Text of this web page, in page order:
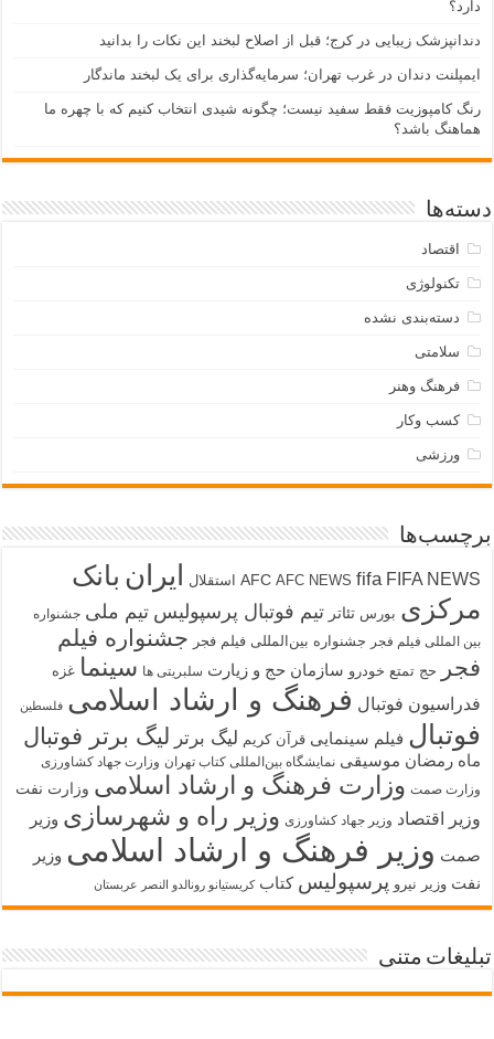
دارد؟
دندانپزشک زیبایی در کرج؛ قبل از اصلاح لبخند این نکات را بدانید
ایمپلنت دندان در غرب تهران؛ سرمایه‌گذاری برای یک لبخند ماندگار
رنگ کامپوزیت فقط سفید نیست؛ چگونه شیدی انتخاب کنیم که با چهره ما
هماهنگ باشد؟
دسته‌ها
اقتصاد
تکنولوژی
دسته‌بندی نشده
سلامتی
فرهنگ وهنر
کسب وکار
ورزشی
برچسب‌ها
AFC AFC NEWS fifa FIFA NEWS استقلال ایران بانک
مرکزی بورس تئاتر تیم فوتبال پرسپولیس تیم ملی جشنواره
بین المللی فیلم فجر جشنواره بین‌المللی فیلم فجر جشنواره فیلم
فجر
حج تمتع خودرو سازمان حج و زیارت سلبریتی ها سینما غزه
فدراسیون فوتبال فرهنگ و ارشاد اسلامی فلسطین
فوتبال فیلم سینمایی قرآن کریم لیگ برتر لیگ برتر فوتبال
ماه رمضان موسیقی نمایشگاه بین‌المللی کتاب تهران وزارت جهاد کشاورزی
وزارت صمت وزارت فرهنگ و ارشاد اسلامی وزارت نفت
وزیر اقتصاد وزیر جهاد کشاورزی وزیر راه و شهرسازی وزیر
صمت وزیر فرهنگ و ارشاد اسلامی وزیر
نفت وزیر نیرو پرسپولیس کتاب کریستیانو رونالدو النصر عربستان
تبلیغات متنی